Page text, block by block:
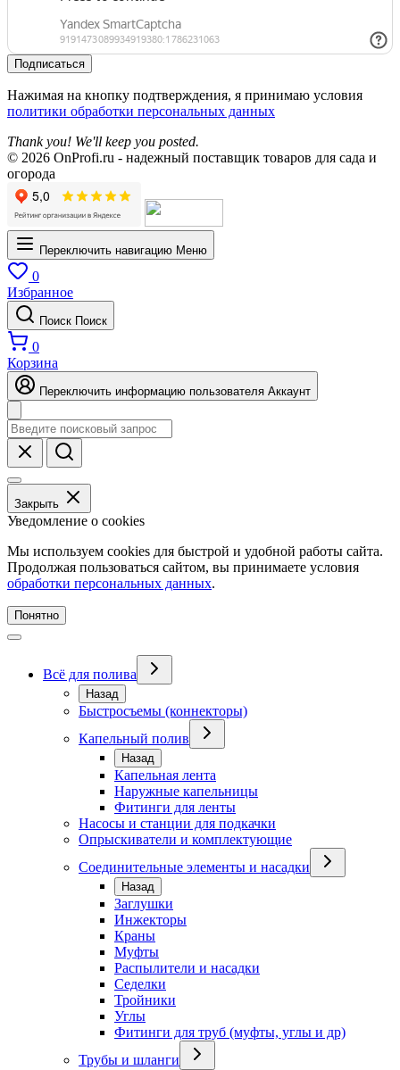
Подписаться
Нажимая на кнопку подтверждения, я принимаю условия
политики обработки персональных данных
Thank you! We'll keep you posted.
© 2026 OnProfi.ru - надежный поставщик товаров для сада и
огорода
Переключить навигацию Меню
0
Избранное
Поиск Поиск
0
Корзина
Переключить информацию пользователя Аккаунт
Закрыть
Уведомление о cookies
Мы используем cookies для быстрой и удобной работы сайта.
Продолжая пользоваться сайтом, вы принимаете условия
обработки персональных данных.
Понятно
Всё для полива
Назад
Быстросъемы (коннекторы)
Капельный полив
Назад
Капельная лента
Наружные капельницы
Фитинги для ленты
Насосы и станции для подкачки
Опрыскиватели и комплектующие
Соединительные элементы и насадки
Назад
Заглушки
Инжекторы
Краны
Муфты
Распылители и насадки
Седелки
Тройники
Углы
Фитинги для труб (муфты, углы и др)
Трубы и шланги